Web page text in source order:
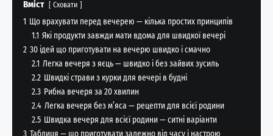
Вміст Сховати
1 Що врахувати перед вечерею — кілька простих принципів
1.1 Які продукти завжди мати вдома для швидкої вечері
2 30 ідей що приготувати на вечерю швидко і смачно
2.1 Легка вечеря з яєць — швидко і без зайвих зусиль
2.2 Швидкі страви з курки для вечері в будні
2.3 Рибна вечеря за 20 хвилин
2.4 Легка вечеря без м’яса — рецепти для всієї родини
2.5 Швидка вечеря для всієї родини — ситні варіанти